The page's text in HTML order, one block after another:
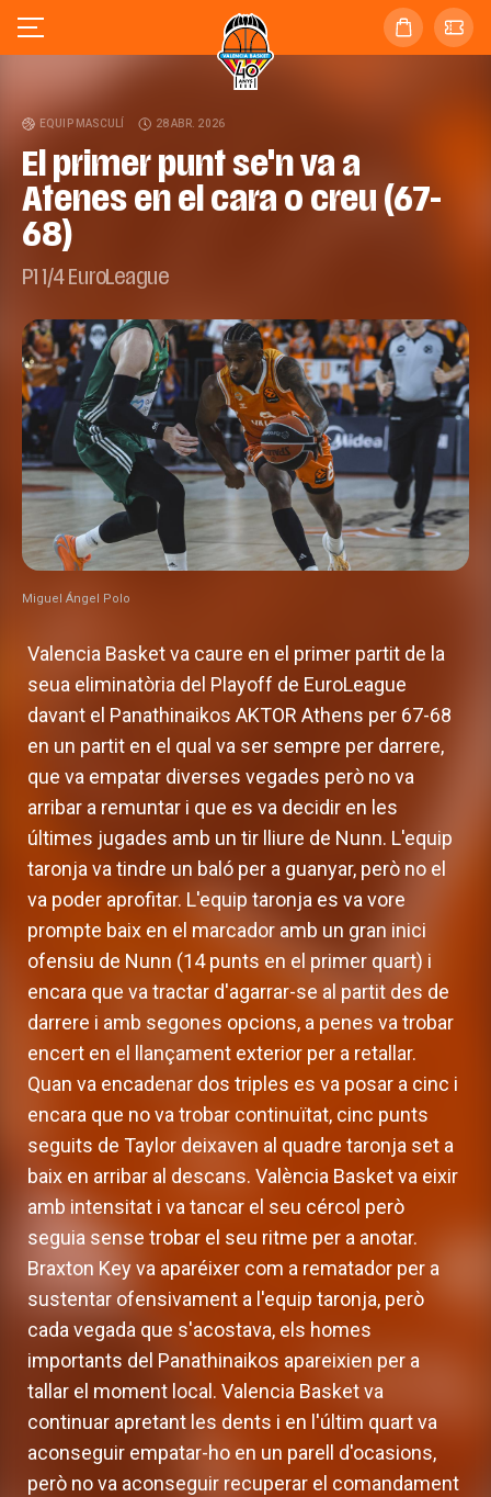
EQUIP MASCULÍ 28 ABR. 2026
El primer punt se'n va a
Atenes en el cara o creu (67-
68)
P1 1/4 EuroLeague
Miguel Ángel Polo
Valencia Basket va caure en el primer partit de la
seua eliminatòria del Playoff de EuroLeague
davant el Panathinaikos AKTOR Athens per 67-68
en un partit en el qual va ser sempre per darrere,
que va empatar diverses vegades però no va
arribar a remuntar i que es va decidir en les
últimes jugades amb un tir lliure de Nunn. L'equip
taronja va tindre un baló per a guanyar, però no el
va poder aprofitar. L'equip taronja es va vore
prompte baix en el marcador amb un gran inici
ofensiu de Nunn (14 punts en el primer quart) i
encara que va tractar d'agarrar-se al partit des de
darrere i amb segones opcions, a penes va trobar
encert en el llançament exterior per a retallar.
Quan va encadenar dos triples es va posar a cinc i
encara que no va trobar continuïtat, cinc punts
seguits de Taylor deixaven al quadre taronja set a
baix en arribar al descans. València Basket va eixir
amb intensitat i va tancar el seu cércol però
seguia sense trobar el seu ritme per a anotar.
Braxton Key va aparéixer com a rematador per a
sustentar ofensivament a l'equip taronja, però
cada vegada que s'acostava, els homes
importants del Panathinaikos apareixien per a
tallar el moment local. Valencia Basket va
continuar apretant les dents i en l'últim quart va
aconseguir empatar-ho en un parell d'ocasions,
però no va aconseguir recuperar el comandament